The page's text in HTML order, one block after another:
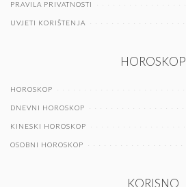
PRAVILA PRIVATNOSTI
UVJETI KORIŠTENJA
HOROSKOP
HOROSKOP
DNEVNI HOROSKOP
KINESKI HOROSKOP
OSOBNI HOROSKOP
KORISNO